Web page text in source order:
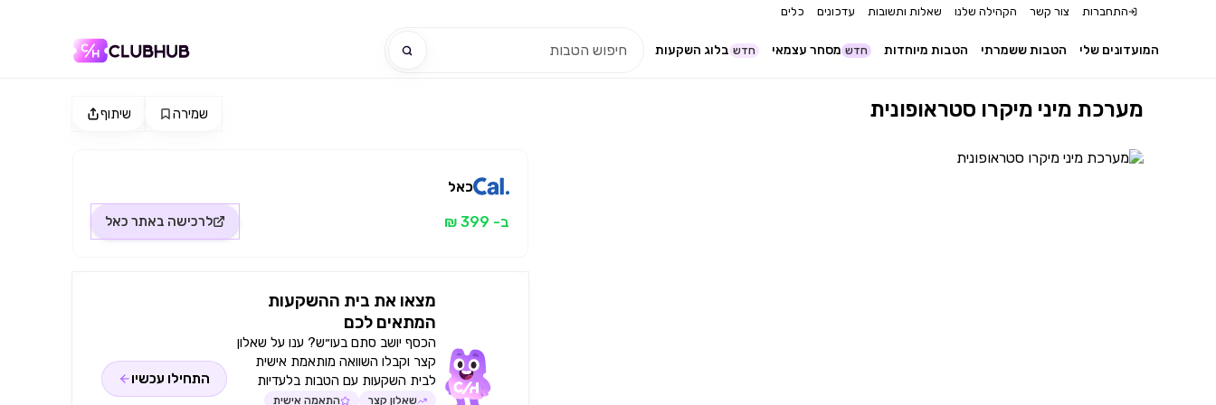
התחברות צור קשר הקהילה שלנו שאלות ותשובות עדכונים כלים
בלוג השקעות חדש מסחר עצמאי חדש הטבות מיוחדות הטבות ששמרתי המועדונים שלי
שיתוף שמירה מערכת מיני מיקרו סטראופונית
כאל
ב- 399 ₪ לרכישה באתר כאל
מצאו את בית ההשקעות
המתאים לכם
הכסף יושב סתם בעו״ש? ענו על שאלון
קצר וקבלו השוואה מותאמת אישית
לבית השקעות עם הטבות בלעדיות
שאלון קצר
התאמה אישית
התחילו עכשיו